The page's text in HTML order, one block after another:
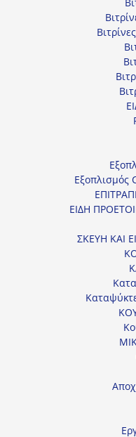
Εξοπλισμός
ΕΙΔΗ
ΣΚΕΥΗ ΚΑΙ